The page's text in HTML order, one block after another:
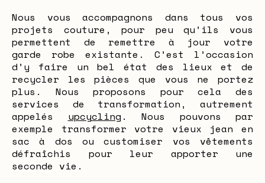
Nous vous accompagnons dans tous vos
projets couture, pour peu qu’ils vous
permettent de remettre à jour votre
garde robe existante. C’est l’occasion
d’y faire un bel état des lieux et de
recycler les pièces que vous ne portez
plus. Nous proposons pour cela des
services de transformation, autrement
appelés upcycling . Nous pouvons par
exemple transformer votre vieux jean en
sac à dos ou customiser vos vêtements
défraîchis pour leur apporter une
seconde vie.